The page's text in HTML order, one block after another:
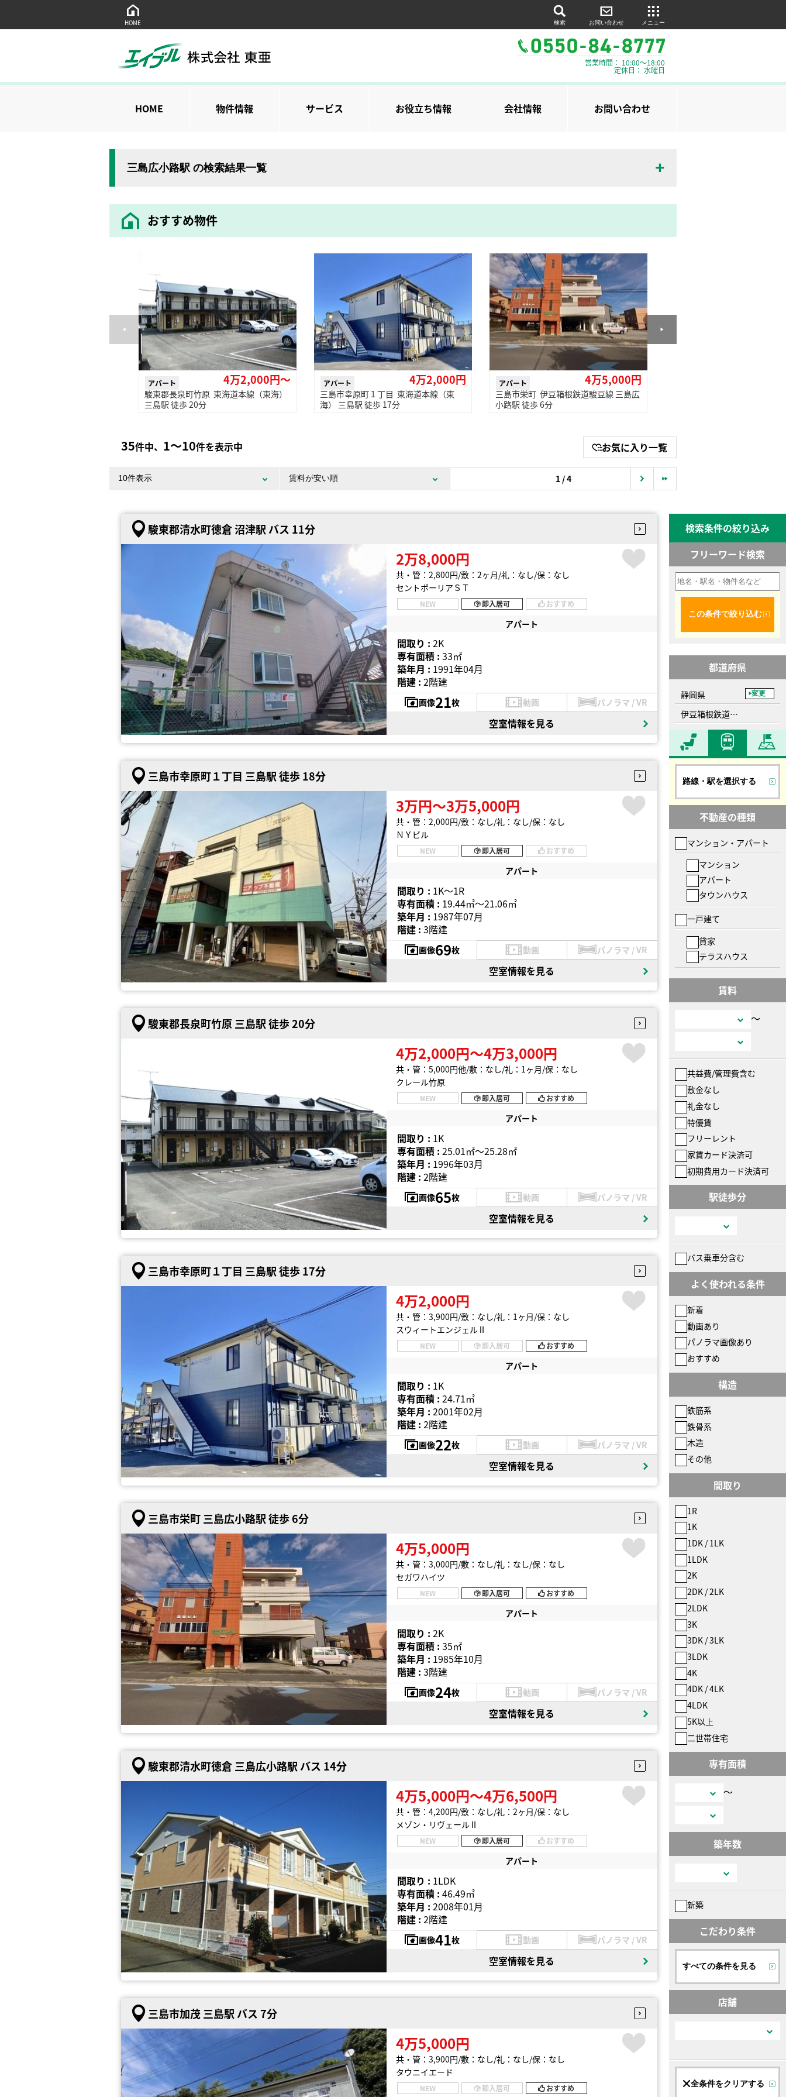
HOME 検索 お問い合わせ メニュー
営業時間： 10:00～18:00
定休日： 水曜日
HOME 物件情報 サービス お役立ち情報 会社情報 お問い合わせ
三島広小路駅 の検索結果一覧
おすすめ物件
アパート 4万2,000円〜
駿東郡長泉町竹原 東海道本線（東海）
三島駅 徒歩 20分
アパート 4万2,000円
三島市幸原町１丁目 東海道本線（東
海） 三島駅 徒歩 17分
アパート 4万5,000円
三島市栄町 伊豆箱根鉄道駿豆線 三島広
小路駅 徒歩 6分
35件中、 1〜10件を表示中 お気に入り一覧
1 / 4
駿東郡清水町徳倉 沼津駅 バス 11分
2万8,000円
共・管：2,800円 敷：2ヶ月 礼：なし 保：なし
セントポーリアＳＴ
NEW 即入居可 おすすめ
アパート
間取り : 2K
専有面積 : 33㎡
築年月 : 1991年04月
階建 : 2階建
画像21枚 動画 パノラマ / VR
空室情報を見る
三島市幸原町１丁目 三島駅 徒歩 18分
3万円〜3万5,000円
共・管：2,000円 敷：なし 礼：なし 保：なし
ＮＹビル
NEW 即入居可 おすすめ
アパート
間取り : 1K〜1R
専有面積 : 19.44㎡〜21.06㎡
築年月 : 1987年07月
階建 : 3階建
画像69枚 動画 パノラマ / VR
空室情報を見る
駿東郡長泉町竹原 三島駅 徒歩 20分
4万2,000円〜4万3,000円
共・管：5,000円他 敷：なし 礼：1ヶ月 保：なし
クレール竹原
NEW 即入居可 おすすめ
アパート
間取り : 1K
専有面積 : 25.01㎡〜25.28㎡
築年月 : 1996年03月
階建 : 2階建
画像65枚 動画 パノラマ / VR
空室情報を見る
三島市幸原町１丁目 三島駅 徒歩 17分
4万2,000円
共・管：3,900円 敷：なし 礼：1ヶ月 保：なし
スウィートエンジェルⅡ
NEW 即入居可 おすすめ
アパート
間取り : 1K
専有面積 : 24.71㎡
築年月 : 2001年02月
階建 : 2階建
画像22枚 動画 パノラマ / VR
空室情報を見る
三島市栄町 三島広小路駅 徒歩 6分
4万5,000円
共・管：3,000円 敷：なし 礼：なし 保：なし
セガワハイツ
NEW 即入居可 おすすめ
アパート
間取り : 2K
専有面積 : 35㎡
築年月 : 1985年10月
階建 : 3階建
画像24枚 動画 パノラマ / VR
空室情報を見る
駿東郡清水町徳倉 三島広小路駅 バス 14分
4万5,000円〜4万6,500円
共・管：4,200円 敷：なし 礼：2ヶ月 保：なし
メゾン・リヴェールⅡ
NEW 即入居可 おすすめ
アパート
間取り : 1LDK
専有面積 : 46.49㎡
築年月 : 2008年01月
階建 : 2階建
画像41枚 動画 パノラマ / VR
空室情報を見る
三島市加茂 三島駅 バス 7分
4万5,000円
共・管：3,900円 敷：なし 礼：なし 保：なし
タウニイエード
NEW 即入居可 おすすめ
検索条件の絞り込み
フリーワード検索
この条件で絞り込む
都道府県
静岡県 変更
伊豆箱根鉄道駿豆線、三島広小路駅
路線・駅を選択する
不動産の種類
マンション・アパート
マンション
アパート
タウンハウス
一戸建て
貸家
テラスハウス
賃料
〜
共益費/管理費含む
敷金なし
礼金なし
特優賃
フリーレント
家賃カード決済可
初期費用カード決済可
駅徒歩分
バス乗車分含む
よく使われる条件
新着
動画あり
パノラマ画像あり
おすすめ
構造
鉄筋系
鉄骨系
木造
その他
間取り
1R
1K
1DK / 1LK
1LDK
2K
2DK / 2LK
2LDK
3K
3DK / 3LK
3LDK
4K
4DK / 4LK
4LDK
5K以上
二世帯住宅
専有面積
〜
築年数
新築
こだわり条件
すべての条件を見る
店舗
全条件をクリアする